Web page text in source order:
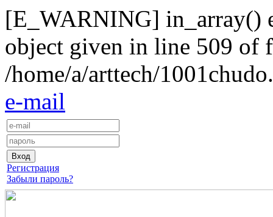
[E_WARNING] in_array()
object given in line 509 of
/home/a/arttech/
e-mail
Регистрация
Забыли пароль?